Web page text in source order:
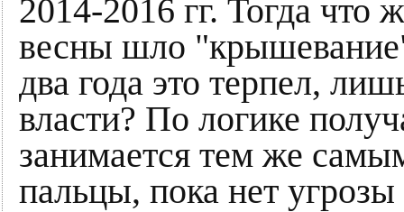
2014-2016 гг. Тогда что
весны шло
два года это терпел,
власти? По логике
занимается тем же
пальцы, пока нет